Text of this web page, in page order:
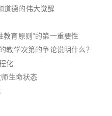
道德的伟大觉醒
教育原则”的第一重要性
教学次第的争论说明什么？
化
生命状态